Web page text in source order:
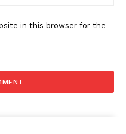
in this browser for the